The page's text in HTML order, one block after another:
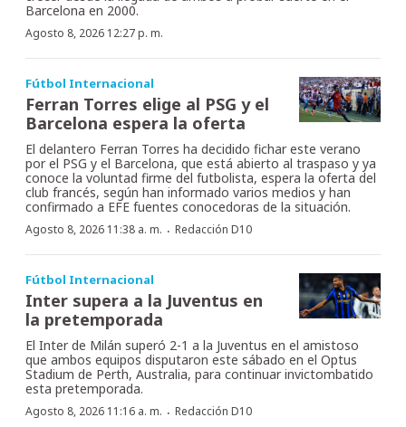
Barcelona en 2000.
Agosto 8, 2026 12:27 p. m.
Fútbol Internacional
Ferran Torres elige al PSG y el
Barcelona espera la oferta
El delantero Ferran Torres ha decidido fichar este verano
por el PSG y el Barcelona, que está abierto al traspaso y ya
conoce la voluntad firme del futbolista, espera la oferta del
club francés, según han informado varios medios y han
confirmado a EFE fuentes conocedoras de la situación.
Agosto 8, 2026 11:38 a. m. · Redacción D10
Fútbol Internacional
Inter supera a la Juventus en
la pretemporada
El Inter de Milán superó 2-1 a la Juventus en el amistoso
que ambos equipos disputaron este sábado en el Optus
Stadium de Perth, Australia, para continuar invictombatido
esta pretemporada.
Agosto 8, 2026 11:16 a. m. · Redacción D10